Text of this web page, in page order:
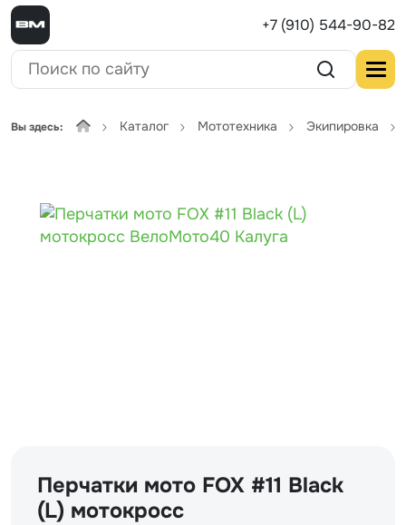
+7 (910) 544-90-82
Вы здесь: Каталог Мототехника Экипировка
Перчатки мото FOX #11 Black
(L) мотокросс